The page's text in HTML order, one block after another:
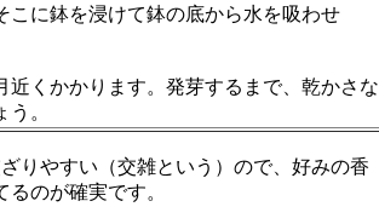
に鉢を浸けて鉢の底から水を吸わせ
近くかかります。発芽するまで、乾かさな
。
りやすい（交雑という）ので、好みの香
のが確実です。